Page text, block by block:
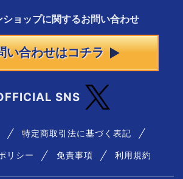
ショップに関するお問い合わせ
い合わせはコチラ
SNS
特定商取引法に基づく表記
リシー 免責事項 利用規約